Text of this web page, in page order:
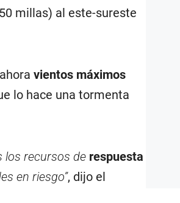
millas) al este-sureste
vientos máximos
lo hace una tormenta
los recursos de respuesta
en riesgo”, dijo el